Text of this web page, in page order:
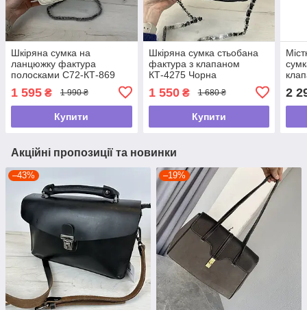
Шкіряна сумка на
ланцюжку фактура
полосками С72-КТ-869
1 595 ₴ 1 990 ₴
Купити
Шкіряна сумка стьобана
фактура з клапаном
КТ-4275 Чорна
1 550₴ 1 680 ₴
Купити
2
Акційні пропозиції та новинки
–43% –19%